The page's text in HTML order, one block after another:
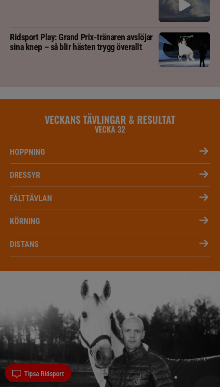
Ridsport Play: Grand Prix-tränaren avslöjar
sina knep – så blir hästen trygg överallt
VECKANS TÄVLINGAR & RESULTAT
VECKA 32
HOPPNING
DRESSYR
FÄLTTÄVLAN
KÖRNING
DISTANS
Tipsa Ridsport